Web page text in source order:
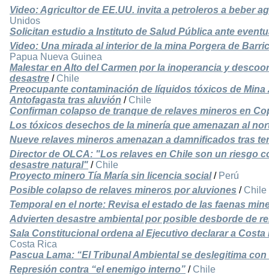
Video: Agricultor de EE.UU. invita a petroleros a beber
Unidos
Solicitan estudio a Instituto de Salud Pública ante
Video: Una mirada al interior de la mina Porgera de
Papua Nueva Guinea
Malestar en Alto del Carmen por la inoperancia y
desastre / Chile
Preocupante contaminación de líquidos tóxicos de Mina
Antofagasta tras aluvión / Chile
Confirman colapso de tranque de relaves mineros en
Los tóxicos desechos de la minería que amenazan al
Nueve relaves mineros amenazan a damnificados tras
Director de OLCA: "Los relaves en Chile son un riesgo
desastre natural" / Chile
Proyecto minero Tía María sin licencia social/ Perú
Posible colapso de relaves mineros por aluviones / Chile
Temporal en el norte: Revisa el estado de las faenas
Advierten desastre ambiental por posible desborde de
Sala Constitucional ordena al Ejecutivo declarar a
Costa Rica
Pascua Lama: “El Tribunal Ambiental se deslegitima con
Represión contra “el enemigo interno” / Chile